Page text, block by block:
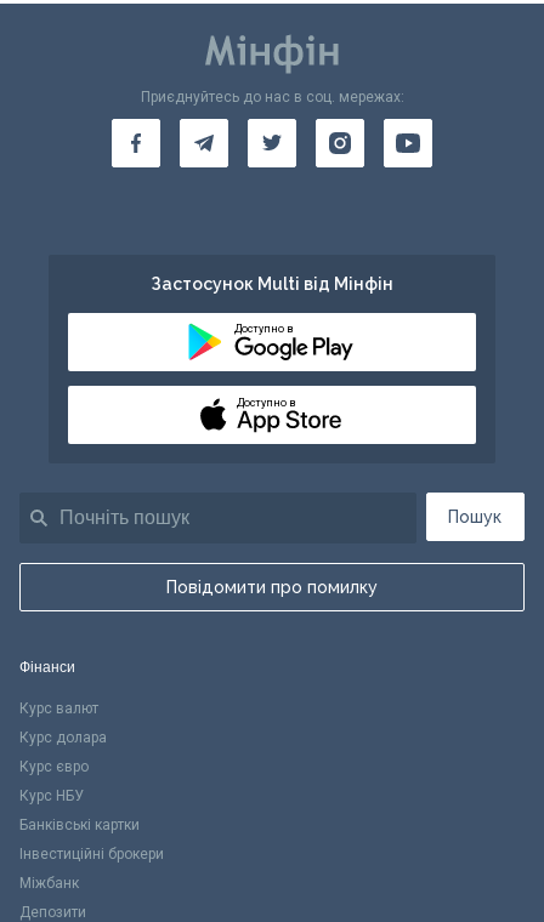
Пошук
Повідомити про помилку
Приєднуйтесь до нас в соц. мережах:
Застосунок Multi від Мінфін
Доступно в
Доступно в
Фінанси
Курс валют
Курс долара
Курс євро
Курс НБУ
Банківські картки
Інвестиційні брокери
Міжбанк
Депозити